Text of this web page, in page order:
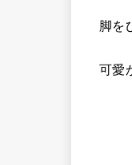
脚を
可愛